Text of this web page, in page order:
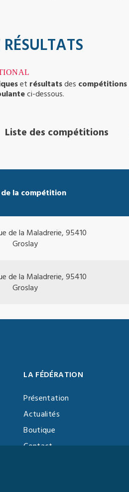
et résultatsdes compétitions
ci-dessous.
Liste des compétitions
de la compétition
de la Maladrerie, 95410
Groslay
de la Maladrerie, 95410
Groslay
LA FÉDÉRATION
Présentation
Actualités
Boutique
Contact